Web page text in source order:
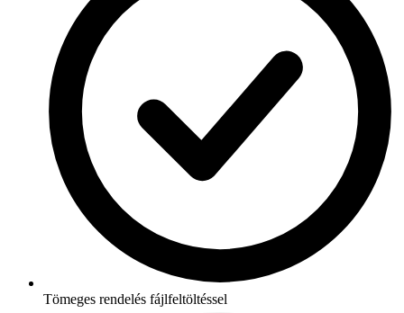
Tömeges rendelés fájlfeltöltéssel